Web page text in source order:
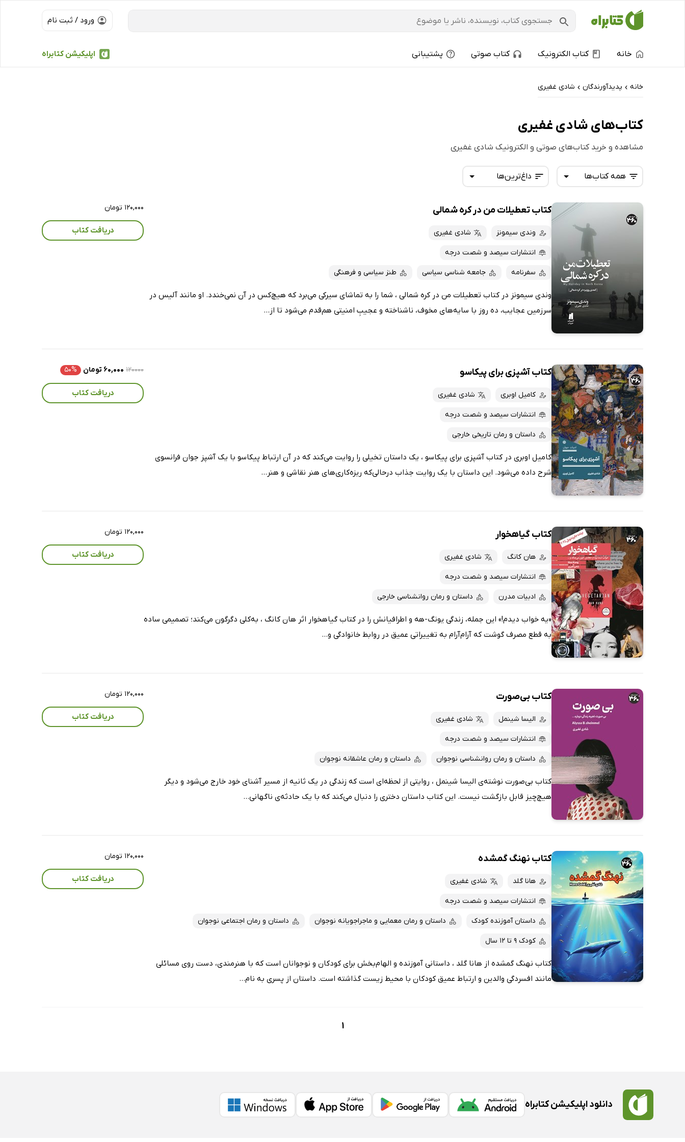
ورود / ثبت نام
اپلیکیشن کتابراه خانه کتاب الکترونیک کتاب صوتی پشتیبانی
خانه › پدیدآورندگان › شادی غفیری
کتاب‌های شادی غفیری
مشاهده و خرید کتاب‌های صوتی و الکترونیک شادی غفیری
داغ‌ترین‌ها
تازه‌ها
داغ‌ترین‌ها
پرفروش‌ها
پربحث‌ها
همه کتاب‌ها
همه کتاب‌ها
کتاب‌های صوتی
کتاب‌های متنی
کتاب تعطیلات من در کره شمالی
وندی سیمونز شادی غفیری
انتشارات سیصد و شصت درجه
سفرنامه جامعه شناسی سیاسی طنز سیاسی و فرهنگی
وندی سیمونز در کتاب تعطیلات من در کره شمالی ، شما را به تماشای سیرکی می‌برد که هیچ‌کس در آن نمی‌خندد. او مانند آلیس در
سرزمین عجایب، ده روز با سایه‌های مخوف، ناشناخته و عجیبِ امنیتی هم‌قدم می‌شود تا از...
۱۲۰,۰۰۰ تومان
دریافت کتاب
کتاب آشپزی برای پیکاسو
کامیل اوبری شادی غفیری
انتشارات سیصد و شصت درجه
داستان و رمان تاریخی خارجی
کامیل اوبری در کتاب آشپزی برای پیکاسو ، یک داستان تخیلی را روایت می‌کند که در آن ارتباط پیکاسو با یک آشپز جوان فرانسوی
شرح داده می‌شود. این داستان با یک روایت جذاب درحالی‌که ریزه‌کاری‌های هنر نقاشی و هنر...
۱۲۰۰۰۰ ۶۰,۰۰۰ تومان ۵۰%
دریافت کتاب
کتاب گیاهخوار
هان کانگ شادی غفیری
انتشارات سیصد و شصت درجه
ادبیات مدرن داستان و رمان روانشناسی خارجی
«یه خواب دیدم!» این جمله، زندگی یونگ-هه و اطرافیانش را در کتاب گیاهخوار اثر هان کانگ ، به‌کلی دگرگون می‌کند؛ تصمیمی ساده
به قطع مصرف گوشت که آرام‌آرام به تغییراتی عمیق در روابط خانوادگی و...
۱۲۰,۰۰۰ تومان
دریافت کتاب
کتاب بی‌صورت
الیسا شینمل شادی غفیری
انتشارات سیصد و شصت درجه
داستان و رمان روانشناسی نوجوان داستان و رمان عاشقانه نوجوان
کتاب بی‌صورت نوشته‌ی الیسا شینمل ، روایتی از لحظه‌ای است که زندگی در یک ثانیه از مسیر آشنای خود خارج می‌شود و دیگر
هیچ‌چیز قابل بازگشت نیست. این کتاب داستان دختری را دنبال می‌کند که با یک حادثه‌ی ناگهانی...
۱۲۰,۰۰۰ تومان
دریافت کتاب
کتاب نهنگ گمشده
هانا گلد شادی غفیری
انتشارات سیصد و شصت درجه
داستان آموزنده کودک داستان و رمان معمایی و ماجراجویانه نوجوان داستان و رمان اجتماعی نوجوان
کودک 9 تا 12 سال
کتاب نهنگ گمشده از هانا گلد ، داستانی آموزنده و الهام‌بخش برای کودکان و نوجوانان است که با هنرمندی، دست روی مسائلی
مانند افسردگی والدین و ارتباط عمیق کودکان با محیط زیست گذاشته است. داستان از پسری به نام...
۱۲۰,۰۰۰ تومان
دریافت کتاب
1
دانلود اپلیکیشن کتابراه